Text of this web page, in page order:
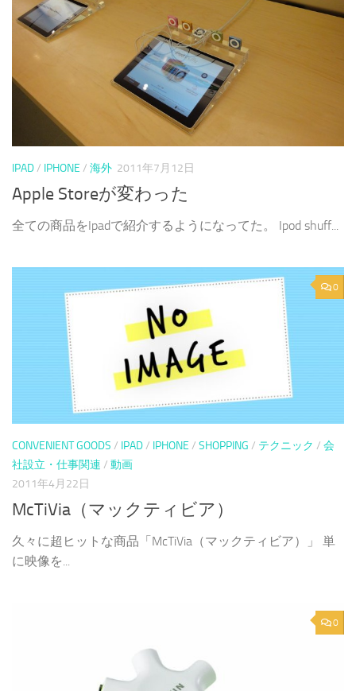
IPAD/ IPHONE / 海外 2011年7月12日
Apple Storeが変わった
全ての商品をIpadで紹介するようになってた。 Ipod shuff...
0
CONVENIENT GOODS / IPAD/ IPHONE / SHOPPING / テクニック / 会
社設立・仕事関連 / 動画
2011年4月22日
McTiVia（マックティビア）
久々に超ヒットな商品「McTiVia（マックティビア）」 単
に映像を...
0